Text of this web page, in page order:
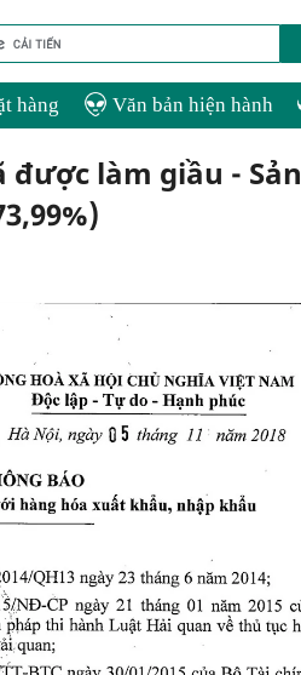
hàng Văn bản hiện hành
được làm giầu - Sản